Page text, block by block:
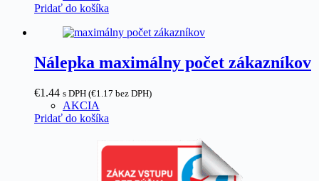
Pridať do košíka
Nálepka maximálny počet zákazníkov
€1.44 s DPH (€1.17 bez DPH)
AKCIA
Pridať do košíka